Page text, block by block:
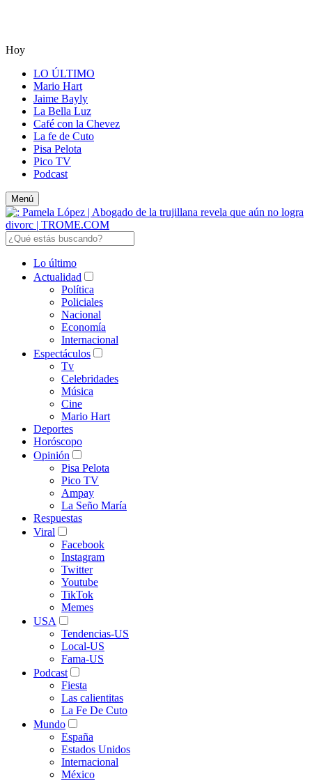
Hoy
LO ÚLTIMO
Mario Hart
Jaime Bayly
La Bella Luz
Café con la Chevez
La fe de Cuto
Pisa Pelota
Pico TV
Podcast
Menú
Lo último
Actualidad
Política
Policiales
Nacional
Economía
Internacional
Espectáculos
Tv
Celebridades
Música
Cine
Mario Hart
Deportes
Horóscopo
Opinión
Pisa Pelota
Pico TV
Ampay
La Seño María
Respuestas
Viral
Facebook
Instagram
Twitter
Youtube
TikTok
Memes
USA
Tendencias-US
Local-US
Fama-US
Podcast
Fiesta
Las calientitas
La Fe De Cuto
Mundo
España
Estados Unidos
Internacional
México